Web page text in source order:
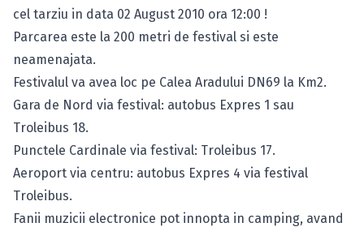
cel tarziu in data 02 August 2010 ora 12:00 !
Parcarea este la 200 metri de festival si este
neamenajata.
Festivalul va avea loc pe Calea Aradului DN69 la Km2.
Gara de Nord via festival: autobus Expres 1 sau
Troleibus 18.
Punctele Cardinale via festival: Troleibus 17.
Aeroport via centru: autobus Expres 4 via festival
Troleibus.
Fanii muzicii electronice pot innopta in camping, avand